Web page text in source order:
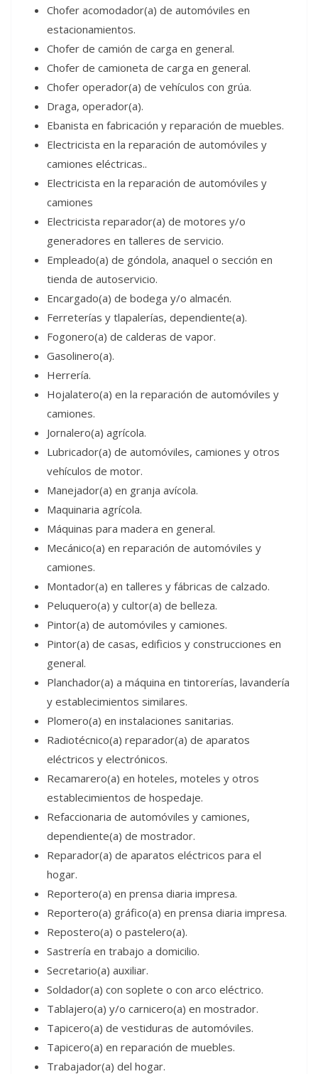
Chofer acomodador(a) de automóviles en
estacionamientos.
Chofer de camión de carga en general.
Chofer de camioneta de carga en general.
Chofer operador(a) de vehículos con grúa.
Draga, operador(a).
Ebanista en fabricación y reparación de muebles.
Electricista en la reparación de automóviles y
camiones eléctricas..
Electricista en la reparación de automóviles y
camiones
Electricista reparador(a) de motores y/o
generadores en talleres de servicio.
Empleado(a) de góndola, anaquel o sección en
tienda de autoservicio.
Encargado(a) de bodega y/o almacén.
Ferreterías y tlapalerías, dependiente(a).
Fogonero(a) de calderas de vapor.
Gasolinero(a).
Herrería.
Hojalatero(a) en la reparación de automóviles y
camiones.
Jornalero(a) agrícola.
Lubricador(a) de automóviles, camiones y otros
vehículos de motor.
Manejador(a) en granja avícola.
Maquinaria agrícola.
Máquinas para madera en general.
Mecánico(a) en reparación de automóviles y
camiones.
Montador(a) en talleres y fábricas de calzado.
Peluquero(a) y cultor(a) de belleza.
Pintor(a) de automóviles y camiones.
Pintor(a) de casas, edificios y construcciones en
general.
Planchador(a) a máquina en tintorerías, lavandería
y establecimientos similares.
Plomero(a) en instalaciones sanitarias.
Radiotécnico(a) reparador(a) de aparatos
eléctricos y electrónicos.
Recamarero(a) en hoteles, moteles y otros
establecimientos de hospedaje.
Refaccionaria de automóviles y camiones,
dependiente(a) de mostrador.
Reparador(a) de aparatos eléctricos para el
hogar.
Reportero(a) en prensa diaria impresa.
Reportero(a) gráfico(a) en prensa diaria impresa.
Repostero(a) o pastelero(a).
Sastrería en trabajo a domicilio.
Secretario(a) auxiliar.
Soldador(a) con soplete o con arco eléctrico.
Tablajero(a) y/o carnicero(a) en mostrador.
Tapicero(a) de vestiduras de automóviles.
Tapicero(a) en reparación de muebles.
Trabajador(a) del hogar.